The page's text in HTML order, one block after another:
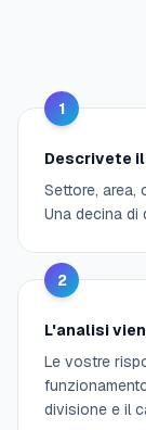
1
Descrivete
Settore, area,
Una decina di
2
L'analisi
Le vostre
divisione e il